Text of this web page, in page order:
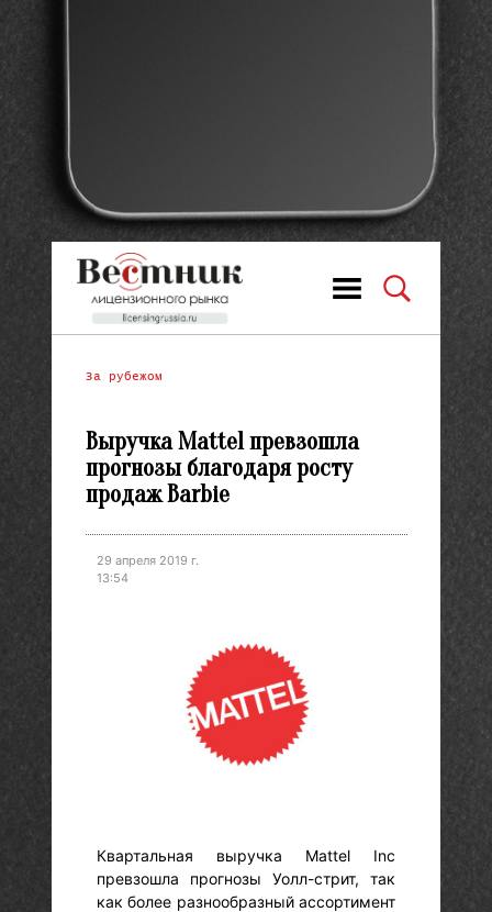
За рубежом
Выручка Mattel превзошла
прогнозы благодаря росту
продаж Barbie
29 апреля 2019 г.
13:54
Квартальная выручка Mattel Inc
превзошла прогнозы Уолл-стрит, так
как более разнообразный ассортимент